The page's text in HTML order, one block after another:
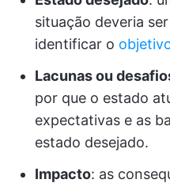
situação deveria
identificar o
Lacunas ou
por que o estado
expectativas e as
estado desejado.
Impacto: as